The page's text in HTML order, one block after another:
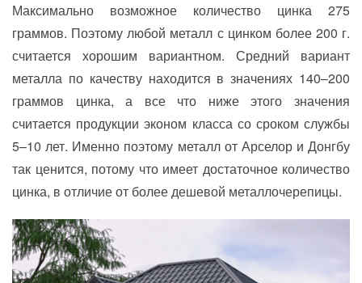
Максимально возможное количество цинка 275
граммов. Поэтому любой металл с цинком более 200 г.
считается хорошим вариантном. Средний вариант
металла по качеству находится в значениях 140–200
граммов цинка, а все что ниже этого значения
считается продукции эконом класса со сроком службы
5–10 лет. Именно поэтому металл от Арселор и Донгбу
так ценится, потому что имеет достаточное количество
цинка, в отличие от более дешевой металлочерепицы.